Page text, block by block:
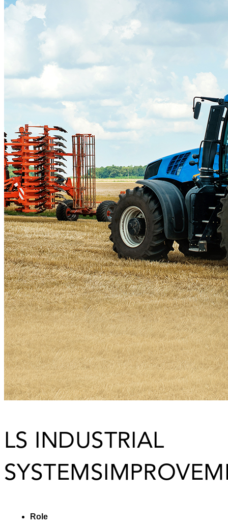
LS INDUSTRIAL
SYSTEMS
Role